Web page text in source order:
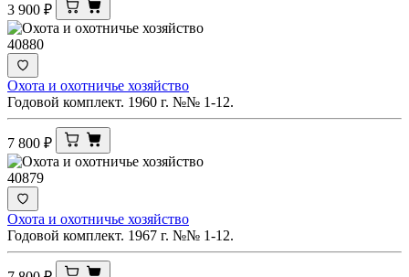
3 900 ₽
40880
Охота и охотничье хозяйство
Годовой комплект. 1960 г. №№ 1-12.
7 800 ₽
40879
Охота и охотничье хозяйство
Годовой комплект. 1967 г. №№ 1-12.